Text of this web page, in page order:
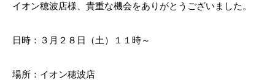
イオン穂波店様、貴重な機会をありがとうございました。
日時：３月２８日（土）１１時～
場所：イオン穂波店